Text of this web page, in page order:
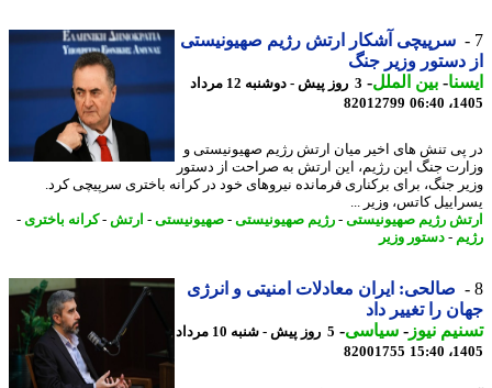
سرپیچی آشکار ارتش رژیم صهیونیستی
دستور وزیر جنگ
-بین الملل-
3 روز پیش - دوشنبه 12 مرداد
82012799
تنش های اخیر میان ارتش رژیم صهیونیستی و
جنگ این رژیم، این ارتش به صراحت از دستور
جنگ، برای برکناری فرمانده نیروهای خود در کرانه باختری سرپیچی کرد.
کاتس، وزیر ...
رژیم صهیونیستی-رژیم صهیونیستی-صهیونیستی-ارتش -کرانه باختری-
- دستور وزیر
صالحی: ایران معادلات امنیتی و انرژی
را تغییر داد
نیوز-سیاسی-
5 روز پیش - شنبه 10 مرداد
82001755